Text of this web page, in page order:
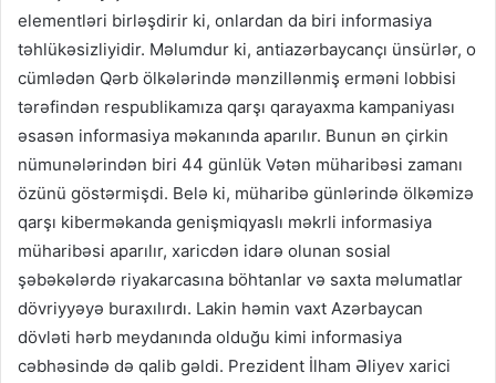
elementləri birləşdirir ki, onlardan da biri informasiya
təhlükəsizliyidir. Məlumdur ki, antiazərbaycançı ünsürlər, o
cümlədən Qərb ölkələrində mənzillənmiş erməni lobbisi
tərəfindən respublikamıza qarşı qarayaxma kampaniyası
əsasən informasiya məkanında aparılır. Bunun ən çirkin
nümunələrindən biri 44 günlük Vətən müharibəsi zamanı
özünü göstərmişdi. Belə ki, müharibə günlərində ölkəmizə
qarşı kiberməkanda genişmiqyaslı məkrli informasiya
müharibəsi aparılır, xaricdən idarə olunan sosial
şəbəkələrdə riyakarcasına böhtanlar və saxta məlumatlar
dövriyyəyə buraxılırdı. Lakin həmin vaxt Azərbaycan
dövləti hərb meydanında olduğu kimi informasiya
cəbhəsində də qalib gəldi. Prezident İlham Əliyev xarici